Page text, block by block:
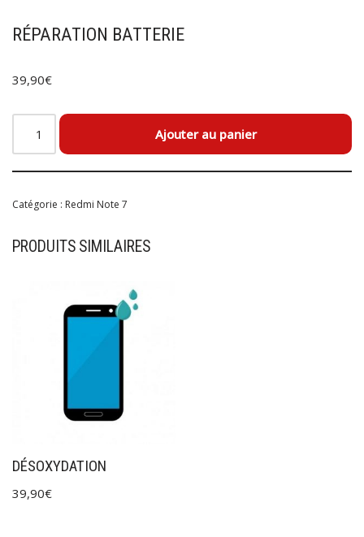
RÉPARATION BATTERIE
39,90€
Ajouter au panier
Catégorie : Redmi Note 7
PRODUITS SIMILAIRES
DÉSOXYDATION
39,90€